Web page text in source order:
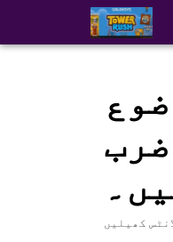
کھیلیں